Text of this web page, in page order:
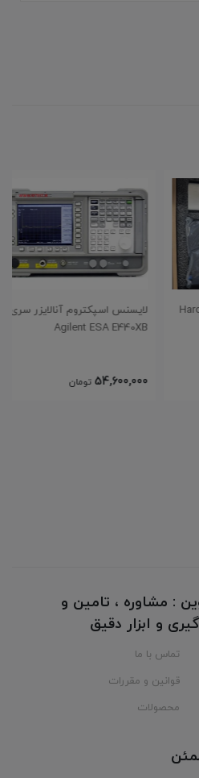
لایسنس اسپکتروم آنالایزر سری
Agilent ESA E440XB
54,600,000 تومان
: مشاوره ، تامین و
و ابزار دقیق
تماس با ما
قوانین و مقررات
محصولات